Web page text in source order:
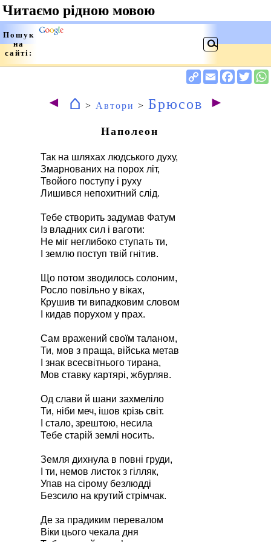
◄ ⌂ > Автори > Брюсов ►
Наполеон
Так на шляхах людського духу,
Змарнованих на порох літ,
Твойого поступу і руху
Лишився непохитний слід.
Тебе створить задумав Фатум
Із владних сил і ваготи:
Не міг неглибоко ступать ти,
І землю поступ твій гнітив.
Що потом зводилось солоним,
Росло повільно у віках,
Крушив ти випадковим словом
І кидав порухом у прах.
Сам вражений своїм таланом,
Ти, мов з праща, війська метав
І знак всесвітнього тирана,
Мов ставку картярі, жбурляв.
Од слави й шани захмеліло
Ти, ніби меч, ішов крізь світ.
І стало, зрештою, несила
Тебе старій землі носить.
Земля дихнула в повні груди,
І ти, немов листок з гілляк,
Упав на сірому безлюдді
Безсило на крутий стрімчак.
Де за прадиким перевалом
Віки цього чекала дня